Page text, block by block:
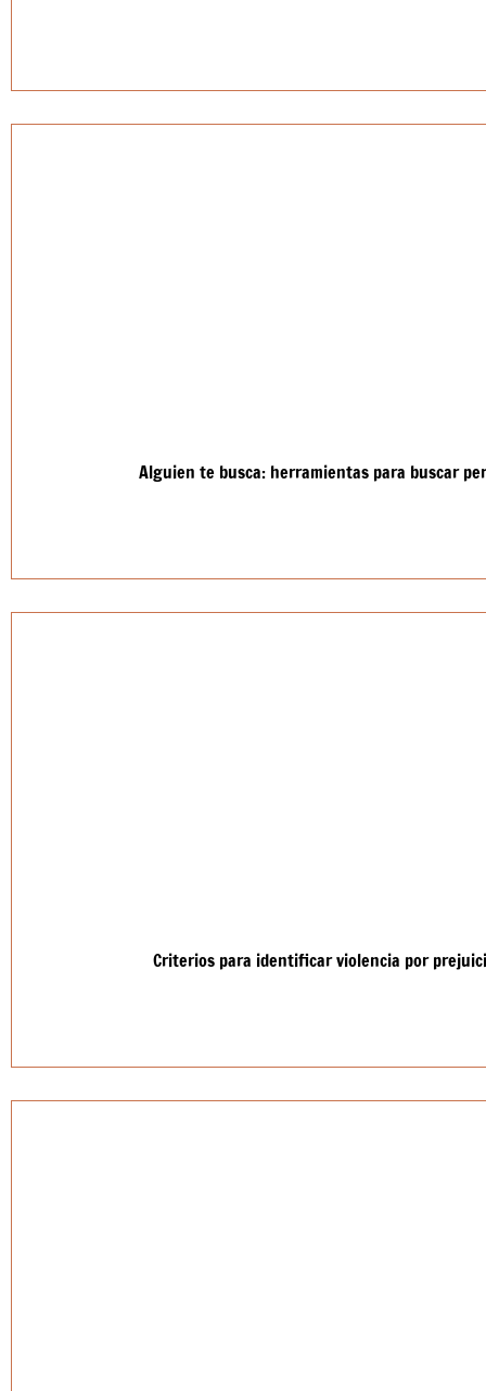
Alguien te busca: herramientas para buscar
Criterios para identificar violencia por